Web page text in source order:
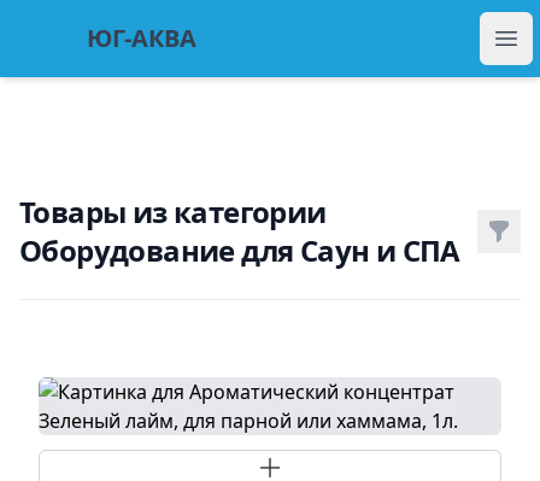
ЮГ АкваЮГ-АКВА
Товары из категории
Оборудование для Саун и СПА
Добавить товар